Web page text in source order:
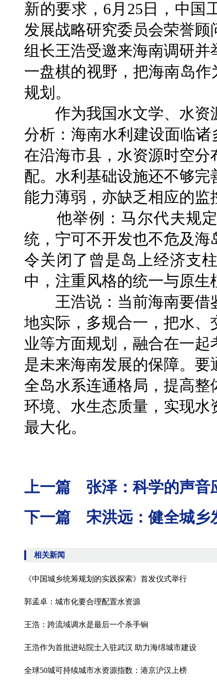
新的要求，6月25日，中国
发展战略研究委员会荣誉
组长王浩受邀来海南调研
一盘棋的视野，把海南岛
规划。
作为我国水文学、水资
分析：海南水利建设面临
在沿海市县，水资源时空
配。水利基础设施还不够
能力薄弱，亦缺乏相应的监
他举例：马尔代夫规定
统，宁可不开发也不危及
令关闭了曾是岛上经济支
中，注重风格的统一与原生
王浩说：当前海南要借
地实际，多规合一，把水
业等方面规划，融合在一
是未来海南发展的保障。
全岛水系连通格局，提高
环境、水生态质量，实现
最大化。
上一篇 张泽：科学的声音
下一篇 宋洪远：健全城乡
相关新闻
《中国城乡统筹规划的实践探索》首发仪式举行
郭孟卓：城市化要合理配置水资源
王浩：跨流域调水是最后一个杀手锏
王浩作为首批进站院士入驻武汉 助力海绵城市建设
全球50城可持续城市水资源指数：港京沪汉上榜